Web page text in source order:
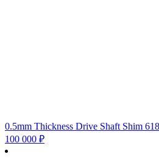
0.5mm Thickness Drive Shaft Shim
100 000 ₽